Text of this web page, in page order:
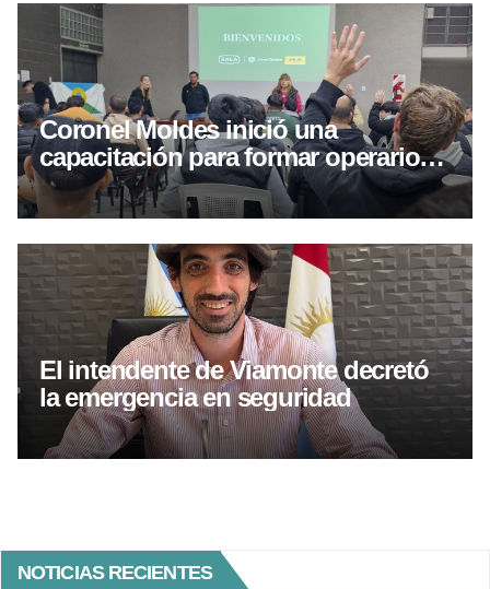
Coronel Moldes inició una
capacitación para formar operarios
de máquinas cosechadoras
El intendente de Viamonte decretó
la emergencia en seguridad
NOTICIAS RECIENTES